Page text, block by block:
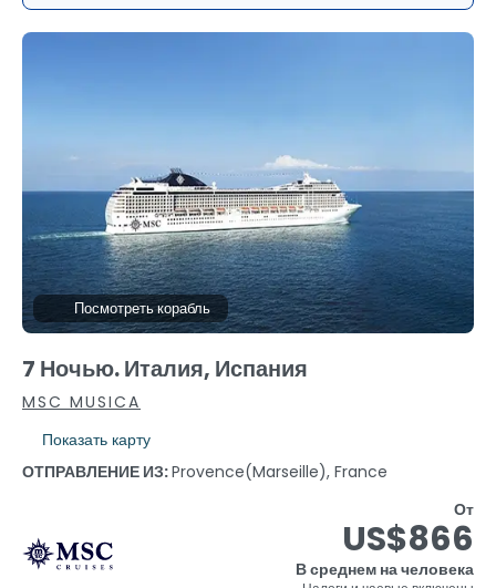
Посмотреть корабль
7 Ночью. Италия, Испания
MSC MUSICA
Показать карту
ОТПРАВЛЕНИЕ ИЗ:Provence(marseille), France
От
US$866
В среднем на человека